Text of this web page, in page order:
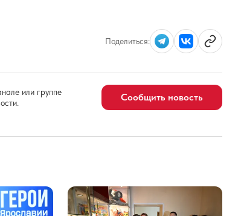
Поделиться:
или группе
Сообщить новость